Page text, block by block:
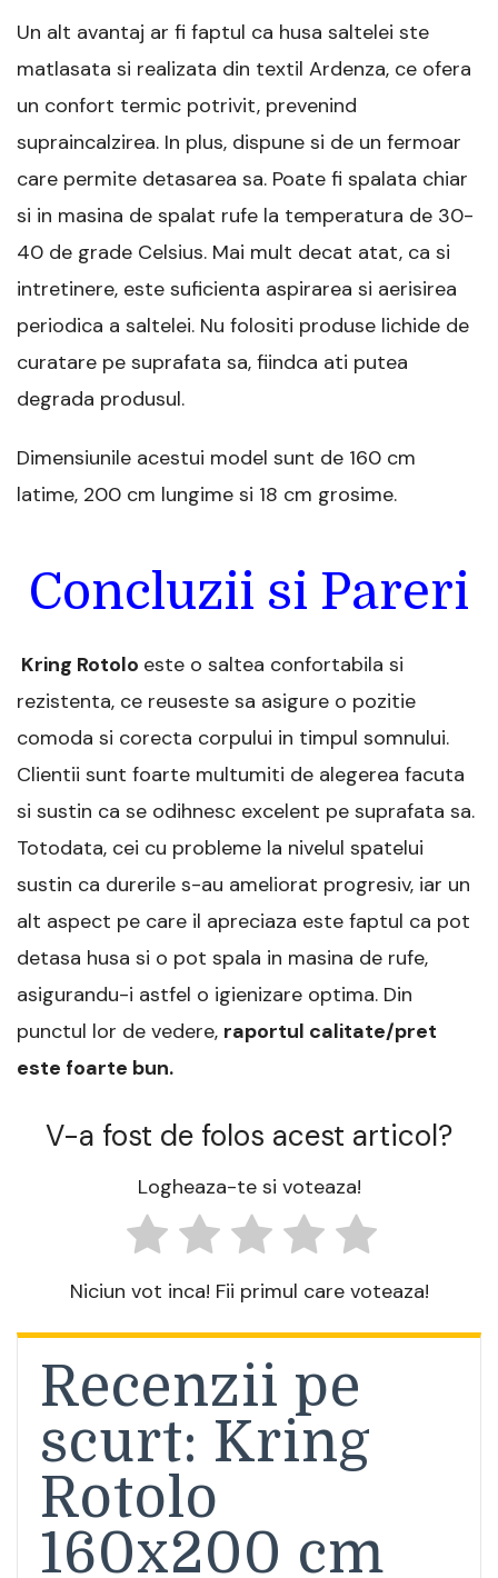
Un alt avantaj ar fi faptul ca husa saltelei ste
matlasata si realizata din textil Ardenza, ce ofera
un confort termic potrivit, prevenind
supraincalzirea. In plus, dispune si de un fermoar
care permite detasarea sa. Poate fi spalata chiar
si in masina de spalat rufe la temperatura de 30-
40 de grade Celsius. Mai mult decat atat, ca si
intretinere, este suficienta aspirarea si aerisirea
periodica a saltelei. Nu folositi produse lichide de
curatare pe suprafata sa, fiindca ati putea
degrada produsul.
Dimensiunile acestui model sunt de 160 cm
latime, 200 cm lungime si 18 cm grosime.
Concluzii si Pareri
Kring Rotolo este o saltea confortabila si
rezistenta, ce reuseste sa asigure o pozitie
comoda si corecta corpului in timpul somnului.
Clientii sunt foarte multumiti de alegerea facuta
si sustin ca se odihnesc excelent pe suprafata sa.
Totodata, cei cu probleme la nivelul spatelui
sustin ca durerile s-au ameliorat progresiv, iar un
alt aspect pe care il apreciaza este faptul ca pot
detasa husa si o pot spala in masina de rufe,
asigurandu-i astfel o igienizare optima. Din
punctul lor de vedere, raportul calitate/pret
este foarte bun.
V-a fost de folos acest articol?
Logheaza-te si voteaza!
Niciun vot inca! Fii primul care voteaza!
Recenzii pe
scurt: Kring
Rotolo
160x200 cm